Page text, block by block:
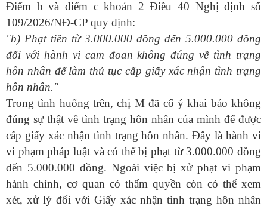
Điểm b và điểm c khoản 2 Điều 40 Nghị định số
109/2026/NĐ-CP quy định:
"b) Phạt tiền từ 3.000.000 đồng đến 5.000.000 đồng
đối với hành vi cam đoan không đúng về tình trạng
hôn nhân để làm thủ tục cấp giấy xác nhận tình trạng
hôn nhân."
Trong tình huống trên, chị M đã cố ý khai báo không
đúng sự thật về tình trạng hôn nhân của mình để được
cấp giấy xác nhận tình trạng hôn nhân. Đây là hành vi
vi phạm pháp luật và có thể bị phạt từ 3.000.000 đồng
đến 5.000.000 đồng. Ngoài việc bị xử phạt vi phạm
hành chính, cơ quan có thẩm quyền còn có thể xem
xét, xử lý đối với Giấy xác nhận tình trạng hôn nhân